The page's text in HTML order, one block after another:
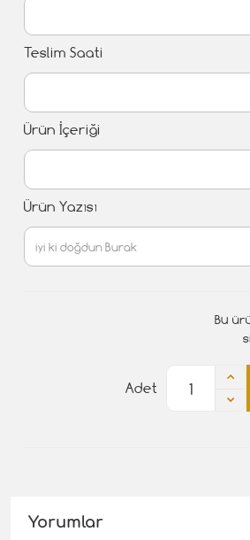
Teslim Saati
Ürün İçeriği
Ürün Yazısı
Bu
Adet
Yorumlar